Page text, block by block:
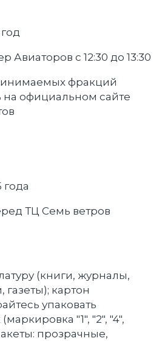
Авиаторов с 12:30 до 13:30
фракций
официальном сайте
года
ТЦ Семь ветров
(книги, журналы,
газеты); картон
упаковать
"1", "2", "4",
прозрачные,